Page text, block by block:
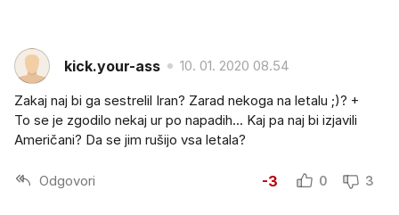
kick.your-ass 10. 01. 2020 08.54
Zakaj naj bi ga sestrelil Iran? Zarad nekoga na letalu ;)? +
To se je zgodilo nekaj ur po napadih... Kaj pa naj bi izjavili
Američani? Da se jim rušijo vsa letala?
Odgovori -3 0 3